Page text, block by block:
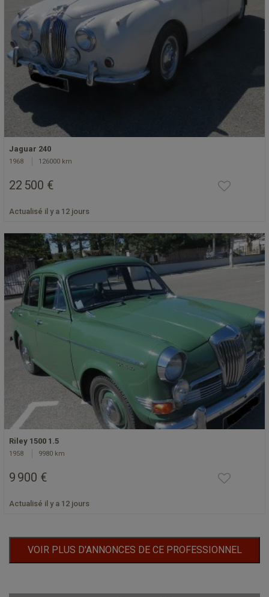
Jaguar 240
1968 126000 km
22 500 €
Actualisé il y a 12 jours
Riley 1500 1.5
1958 9980 km
9 900 €
Actualisé il y a 12 jours
VOIR PLUS D'ANNONCES DE CE PROFESSIONNEL